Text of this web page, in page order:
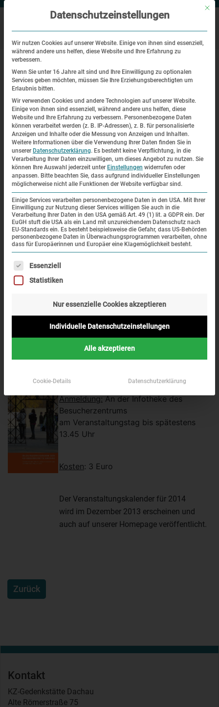
Startseite |
Themenführungen und Exkursionen
der Bildungsabteilung – Newsletter
6 – 2013
Themenführungen und Exkursionen
der Bildungsabteilung
Zusätzlich zu den regelmäßigen Rundgängen bietet die
Bildungsabteilung
der KZ-Gedenkstätte Dachau jeden Monat Rundgänge und
Exkursionen mit besonderen
Schwerpunktthemen an.
Samstag,
14.12.2013: Themenführung „Was bleibt? – Die
Geschichte der KZ-Gedenkstätte
: Jeweils 14.00–16.00 Uhr
Treffpunkt
: Besucherzentrum der KZ-
Anmeldung: An der Infotheke des
Besucherzentrums
am Veranstaltungstag bis spätestens
13.45 Uhr
Kosten: 3 Euro
Der Veranstaltungskalender für 2014
wird im Dezember 2013 erscheinen und
auch auf unserer Homepage veröffentlicht.
Zurück
Kontakt
KZ-Gedenkstätte Dachau
Alte Römerstraße 75
Mit
Datenschutzeinstellungen
Wir nutzen Cookies auf unserer Website. Einige von ihnen sind essenziell,
während andere uns helfen, diese Website und Ihre Erfahrung zu
verbessern.
Wenn Sie unter 16 Jahre alt sind und Ihre Einwilligung zu optionalen
Services geben möchten, müssen Sie Ihre Erziehungsberechtigten um
Erlaubnis bitten.
Wir verwenden Cookies und andere Technologien auf unserer Website.
Einige von ihnen sind essenziell, während andere uns helfen, diese
Website und Ihre Erfahrung zu verbessern. Personenbezogene Daten
können verarbeitet werden (z. B. IP-Adressen), z. B. für personalisierte
Anzeigen und Inhalte oder die Messung von Anzeigen und Inhalten.
Weitere Informationen über die Verwendung Ihrer Daten finden Sie in
unserer Datenschutzerklärung. Es besteht keine Verpflichtung, in die
Verarbeitung Ihrer Daten einzuwilligen, um dieses Angebot zu nutzen. Sie
können Ihre Auswahl jederzeit unter Einstellungen widerrufen oder
anpassen. Bitte beachten Sie, dass aufgrund individueller Einstellungen
möglicherweise nicht alle Funktionen der Website verfügbar sind.
Einige Services verarbeiten personenbezogene Daten in den USA. Mit Ihrer
Einwilligung zur Nutzung dieser Services willigen Sie auch in die
Verarbeitung Ihrer Daten in den USA gemäß Art. 49 (1) lit. a GDPR ein. Der
EuGH stuft die USA als ein Land mit unzureichendem Datenschutz nach
EU-Standards ein. Es besteht beispielsweise die Gefahr, dass US-Behörden
personenbezogene Daten in Überwachungsprogrammen verarbeiten, ohne
dass für Europäerinnen und Europäer eine Klagemöglichkeit besteht.
Es folgt eine Liste der Service-Gruppen, für die eine
Essenziell
Statistiken
Nur essenzielle Cookies akzeptieren
Individuelle Datenschutzeinstellungen
Alle akzeptieren
Cookie-Details Datenschutzerklärung